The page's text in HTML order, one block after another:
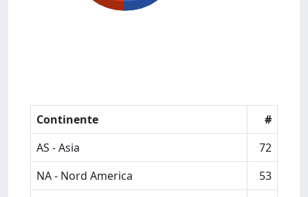
Continente
#
AS - Asia
72
NA - Nord America
53